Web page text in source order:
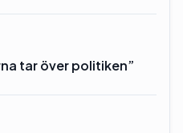
tar över politiken”